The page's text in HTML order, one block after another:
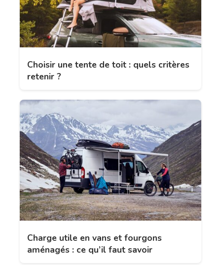
Choisir une tente de toit : quels critères
retenir ?
Charge utile en vans et fourgons
aménagés : ce qu’il faut savoir